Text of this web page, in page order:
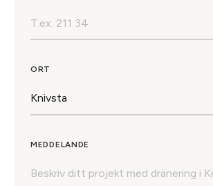
ORT
MEDDELANDE